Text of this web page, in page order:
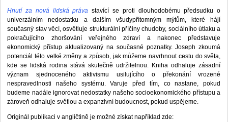
Hnutí za nová lidská práva stavící se proti dlouhodobému předsudku o
univerzálním nedostatku a dalším všudypřítomným mýtům, které hájí
současný stav věcí, osvětluje strukturální příčiny chudoby, sociálního útlaku a
pokračujícího zhoršování veřejného zdraví a nakonec představuje
ekonomický přístup aktualizovaný na současné poznatky. Joseph zkoumá
potenciál této velké změny a způsob, jak můžeme navrhnout cestu do světa,
kde se lidská rodina stává skutečně udržitelnou. Kniha odhaluje zásadní
význam sjednoceného aktivismu usilujícího o překonání vrozené
nespravedlnosti našeho systému. Varuje před tím, co nastane, pokud
budeme nadále ignorovat nedostatky našeho socioekonomického přístupu a
zároveň odhaluje světlou a expanzivní budoucnost, pokud uspějeme.
Originál publikaci v angličtině je možné získat například zde: